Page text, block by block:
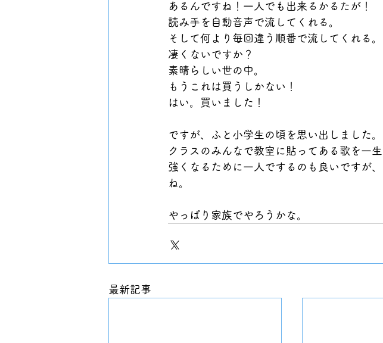
あるんですね！一人でも出来るかるたが！
読み手を自動音声で流してくれる。
そして何より毎回違う順番で流してくれる。
凄くないですか？
素晴らしい世の中。
もうこれは買うしかない！
はい。買いました！
ですが、ふと小学生の頃を思い出しました。
クラスのみんなで教室に貼ってある歌を一
強くなるために一人でするのも良いですが
ね。
やっぱり家族でやろうかな。
最新記事